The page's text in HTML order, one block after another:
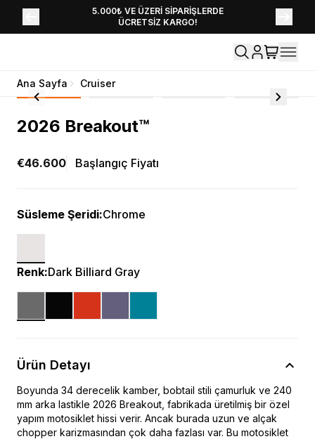
5.000₺ VE ÜZERİ SİPARİŞLERDE
ÜCRETSİZ KARGO!
YENİ SEZON KOLEKSİYONU EKLENDİ,
HEMEN KEŞFET!
Ana Sayfa Cruiser
2026 Breakout™
€46.600 Başlangıç Fiyatı
Süsleme Şeridi:Chrome
Renk:Dark Billiard Gray
Ürün Detayı
Boyunda 34 derecelik kamber, bobtail stili çamurluk ve 240
mm arka lastikle 2026 Breakout, fabrikada üretilmiş bir özel
yapım motosiklet hissi verir. Ancak burada uzun ve alçak
chopper karizmasından çok daha fazlası var. Bu motosiklet